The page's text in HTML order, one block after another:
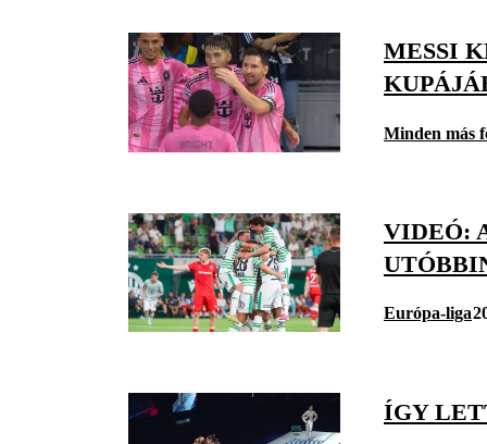
MESSI
Minden más
VIDEÓ:
Európa-liga
ÍGY